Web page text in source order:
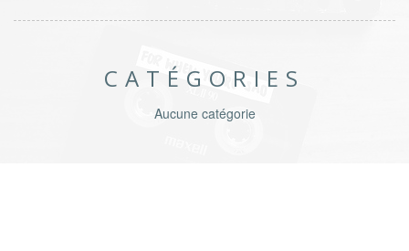
CATÉGORIES
Aucune catégorie